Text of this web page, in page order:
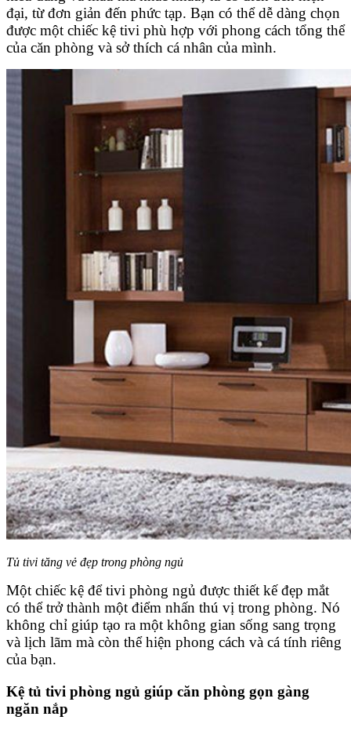
đại, từ đơn giản đến phức tạp. Bạn có thể dễ dàng chọn
được một chiếc kệ tivi phù hợp với phong cách tổng thể
của căn phòng và sở thích cá nhân của mình.
Tủ tivi tăng vẻ đẹp trong phòng ngủ
Một chiếc kệ để tivi phòng ngủ được thiết kế đẹp mắt
có thể trở thành một điểm nhấn thú vị trong phòng. Nó
không chỉ giúp tạo ra một không gian sống sang trọng
và lịch lãm mà còn thể hiện phong cách và cá tính riêng
của bạn.
Kệ tủ tivi phòng ngủ giúp căn phòng gọn gàng
ngăn nắp